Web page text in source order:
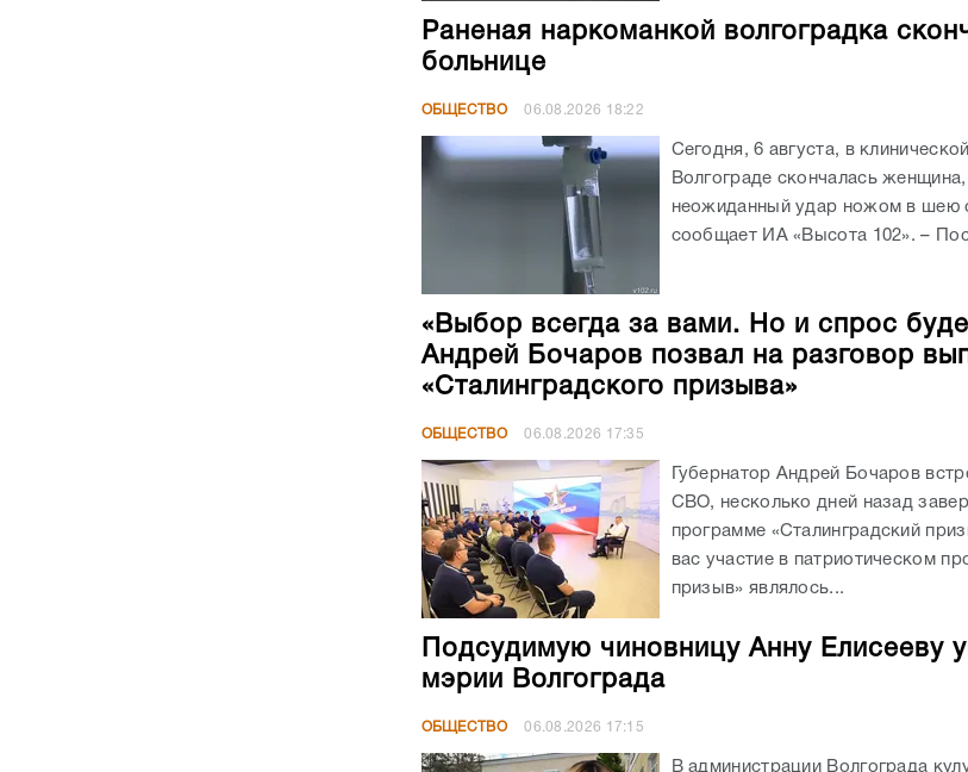
Раненая наркоманкой волгоградка
больнице
ОБЩЕСТВО 06.08.2026 18:22
Сегодня, 6 августа, в
Волгограде скончалась
неожиданный удар ножом в шею
сообщает ИА «Высота 102». –
«Выбор всегда за вами. Но и спрос
Андрей Бочаров позвал на разговор
«Сталинградского призыва»
ОБЩЕСТВО 06.08.2026 17:35
Губернатор Андрей Бочаров
СВО, несколько дней назад
программе «Сталинградский
вас участие в патриотическом
призыв» являлось...
Подсудимую чиновницу Анну Елисееву
мэрии Волгограда
ОБЩЕСТВО 06.08.2026 17:15
В администрации Волгограда